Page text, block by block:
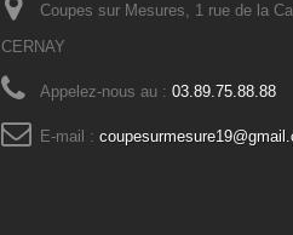
Coupes sur Mesures, 1 rue de la
CERNAY
Appelez-nous au : 03.89.75.88.88
E-mail :